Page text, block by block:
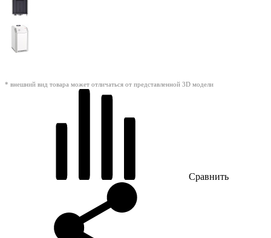
* внешний вид товара может отличаться от представленной 3D модели
Сравнить